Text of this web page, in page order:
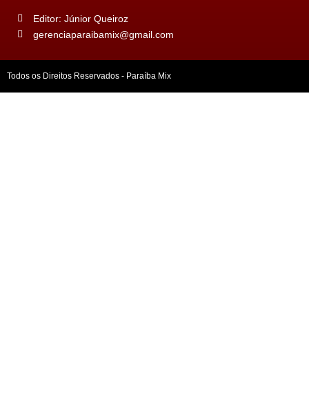
Editor: Júnior Queiroz
gerenciaparaibamix@gmail.com
Todos os Direitos Reservados - Paraíba Mix